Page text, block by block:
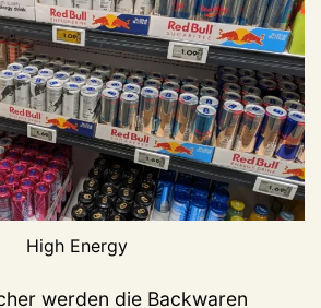
High Energy
werden die Backwaren